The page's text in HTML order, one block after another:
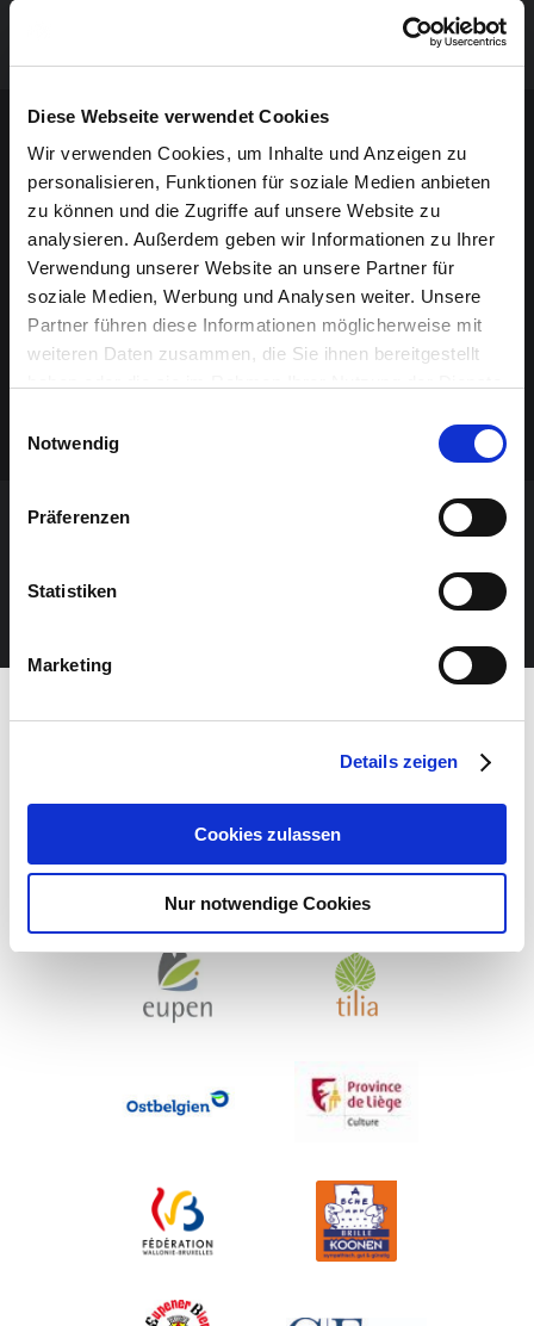
Diese Webseite verwendet Cookies
Wir verwenden Cookies, um Inhalte und Anzeigen zu
personalisieren, Funktionen für soziale Medien anbieten
zu können und die Zugriffe auf unsere Website zu
analysieren. Außerdem geben wir Informationen zu Ihrer
Verwendung unserer Website an unsere Partner für
soziale Medien, Werbung und Analysen weiter. Unsere
Partner führen diese Informationen möglicherweise mit
weiteren Daten zusammen, die Sie ihnen bereitgestellt
Notwendig
Präferenzen
Statistiken
Marketing
Details zeigen
Cookies zulassen
Nur notwendige Cookies
Paquet (Fotografe). Der Eintritt ist frei.